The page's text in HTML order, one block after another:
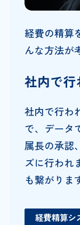
経費の精算
んな方法が
社内で
社内で行わ
で、データ
属長の承認
ズに行われ
も繋がりま
経費精算シ